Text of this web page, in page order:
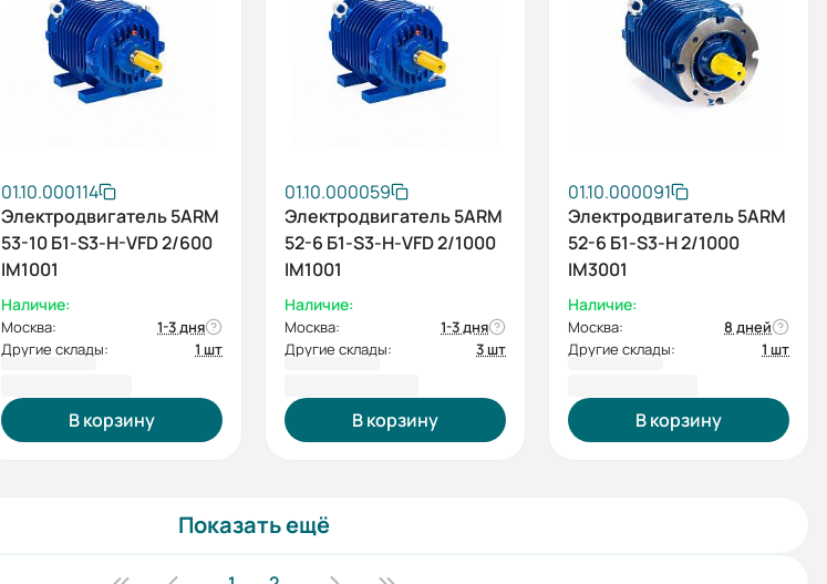
01.10.000114
Электродвигатель 5ARM
53-10 Б1-S3-H-VFD 2/600
IM1001
Наличие:
Москва:
1-3 дня
Другие склады:
1 шт
В корзину
01.10.000059
Электродвигатель 5ARM
52-6 Б1-S3-Н-VFD 2/1000
IM1001
Наличие:
Москва:
1-3 дня
Другие склады:
3 шт
В корзину
01.10.000091
Электродвигатель 5ARM
52-6 Б1-S3-Н 2/1000
IM3001
Наличие:
Москва:
8 дней
Другие склады:
1 шт
В корзину
Показать ещё